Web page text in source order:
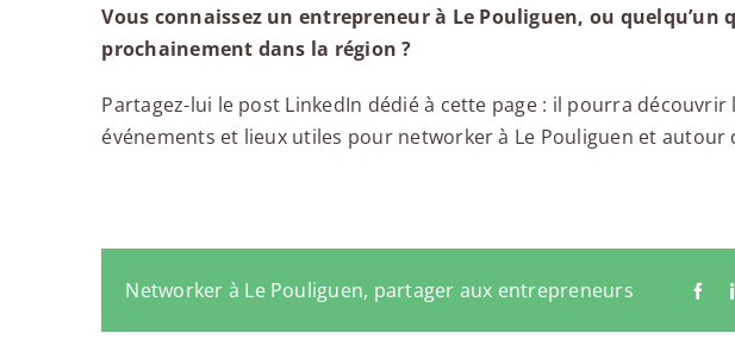
Vous connaissez un entrepreneur à Le Pouliguen, ou quelqu’un
prochainement dans la région ?
Partagez-lui le post LinkedIn dédié à cette page : il pourra découvrir
événements et lieux utiles pour networker à Le Pouliguen et autour
Networker à Le Pouliguen, partager aux entrepreneurs